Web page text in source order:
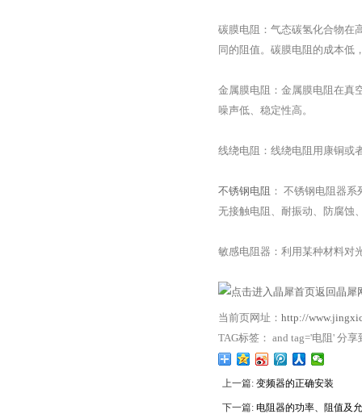
碳膜电阻：气态碳氢化合物在
同的阻值。碳膜电阻的成本低
金属膜电阻：金属膜电阻在真
噪声低、稳定性高。
线绕电阻：线绕电阻用康铜或
不锈钢电阻 ： 不锈钢电阻器
无接触电阻、耐振动、防腐蚀
敏感电阻器：利用某种材料对
返回晶犀
当前页网址： http://
TAG标签： and tag='电阻' 分享
上一篇: 变频器的正确安装
下一篇: 电阻器的功率、阻值及